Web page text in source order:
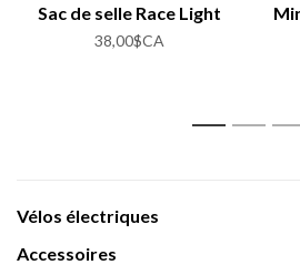
Sac de selle Race Light
38,00$CA
1 2 3
Vélos électriques
Accessoires